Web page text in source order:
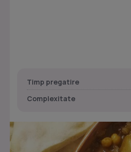
Timp pregatire
Complexitate